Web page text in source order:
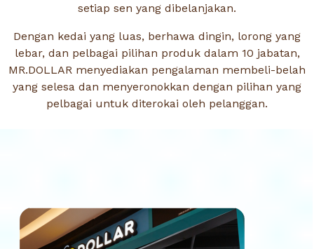
setiap sen yang dibelanjakan.
Dengan kedai yang luas, berhawa dingin, lorong yang
lebar, dan pelbagai pilihan produk dalam 10 jabatan,
MR.DOLLAR menyediakan pengalaman membeli-belah
yang selesa dan menyeronokkan dengan pilihan yang
pelbagai untuk diterokai oleh pelanggan.